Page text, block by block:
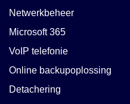
Netwerkbeheer
Microsoft 365
VoIP telefonie
Online backupoplossing
Detachering